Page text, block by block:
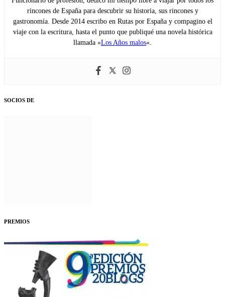
rincones de España para descubrir su historia, sus rincones y
gastronomía. Desde 2014 escribo en Rutas por España y compagino el
viaje con la escritura, hasta el punto que publiqué una novela histórica
llamada «Los Años malos«.
SOCIOS DE
PREMIOS